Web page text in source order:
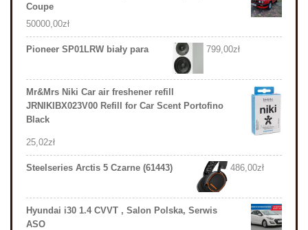
Coupe
50000,00zł
Pioneer SP01LRW biały para 799,00zł
Mr&Mrs Niki Car air freshener refill
JRNIKIBX023V00 Refill for Car Scent Portofino
Black
25,02zł
Steelseries Arctis 5 Czarne (61443) 486,00zł
Hyundai i30 1.4 CVVT , Salon Polska, Serwis
ASO